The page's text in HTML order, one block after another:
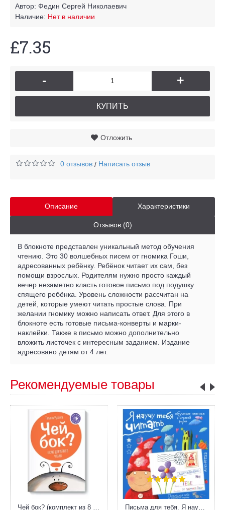
Автор: Федин Сергей Николаевич
Наличие: Нет в наличии
£7.35
- +
КУПИТЬ
Отложить
0 отзывов / Написать отзыв
Описание Характеристики
Отзывов (0)
В блокноте представлен уникальный метод обучения
чтению. Это 30 волшебных писем от гномика Гоши,
адресованных ребёнку. Ребёнок читает их сам, без
помощи взрослых. Родителям нужно просто каждый
вечер незаметно класть готовое письмо под подушку
спящего ребёнка. Уровень сложности рассчитан на
детей, которые умеют читать простые слова. При
желании гномику можно написать ответ. Для этого в
блокноте есть готовые письма-конверты и марки-
наклейки. Также в письмо можно дополнительно
вложить листочек с интересным заданием. Издание
адресовано детям от 4 лет.
Рекомендуемые товары